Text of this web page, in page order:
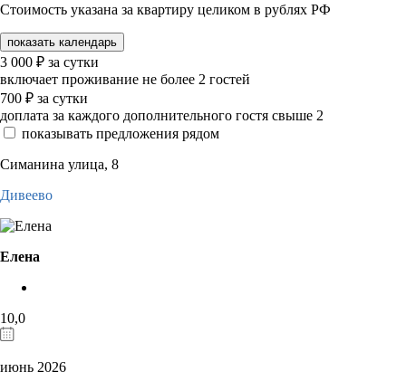
Стоимость указана за квартиру целиком в рублях РФ
показать календарь
3 000 ₽ за сутки
включает проживание не более 2 гостей
700 ₽ за сутки
доплата за каждого дополнительного гостя свыше 2
показывать предложения рядом
Симанина улица, 8
Дивеево
Елена
10,0
июнь 2026